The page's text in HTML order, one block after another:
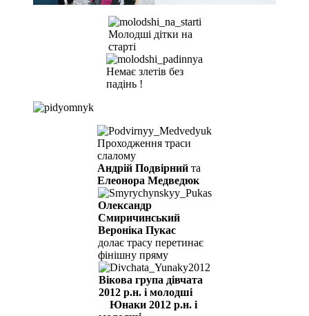
Молодші дітки на
старті
Немає злетів без
падінь !
Проходження траси
слалому
Андрій Подвірний та
Елеонора Медведюк
Олександр
Смиричинський
Вероніка Пукас
долає трасу перетинає
фінішну пряму
Вікова група дівчата
2012 р.н. і молодші
Юнаки 2012 р.н. і